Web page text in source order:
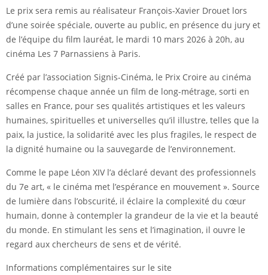
Le prix sera remis au réalisateur François-Xavier Drouet lors
d’une soirée spéciale, ouverte au public, en présence du jury et
de l’équipe du film lauréat, le mardi 10 mars 2026 à 20h, au
cinéma Les 7 Parnassiens à Paris.
Créé par l’association Signis-Cinéma, le Prix Croire au cinéma
récompense chaque année un film de long-métrage, sorti en
salles en France, pour ses qualités artistiques et les valeurs
humaines, spirituelles et universelles qu’il illustre, telles que la
paix, la justice, la solidarité avec les plus fragiles, le respect de
la dignité humaine ou la sauvegarde de l’environnement.
Comme le pape Léon XIV l’a déclaré devant des professionnels
du 7e art, « le cinéma met l’espérance en mouvement ». Source
de lumière dans l’obscurité, il éclaire la complexité du cœur
humain, donne à contempler la grandeur de la vie et la beauté
du monde. En stimulant les sens et l’imagination, il ouvre le
regard aux chercheurs de sens et de vérité.
Informations complémentaires sur le site